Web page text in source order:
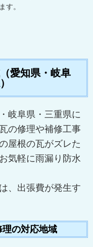
す。
愛知県・岐阜
岐阜県・三重県に
の修理や補修工事
屋根の瓦がズレた
気軽に雨漏り防水
、出張費が発生す
の対応地域